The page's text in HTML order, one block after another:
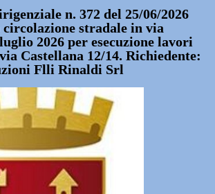
n. 372 del 25/06/2026
stradale in via
2026 per esecuzione lavori
Castellana 12/14. Richiedente:
Flli Rinaldi Srl